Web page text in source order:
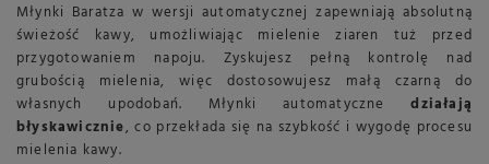
Młynki Baratza w wersji automatycznej zapewniają absolutną
świeżość kawy, umożliwiając mielenie ziaren tuż przed
przygotowaniem napoju. Zyskujesz pełną kontrolę nad
grubością mielenia, więc dostosowujesz małą czarną do
własnych upodobań. Młynki automatycznedziałają
błyskawicznie, co przekłada się na szybkość i wygodę procesu
mielenia kawy.